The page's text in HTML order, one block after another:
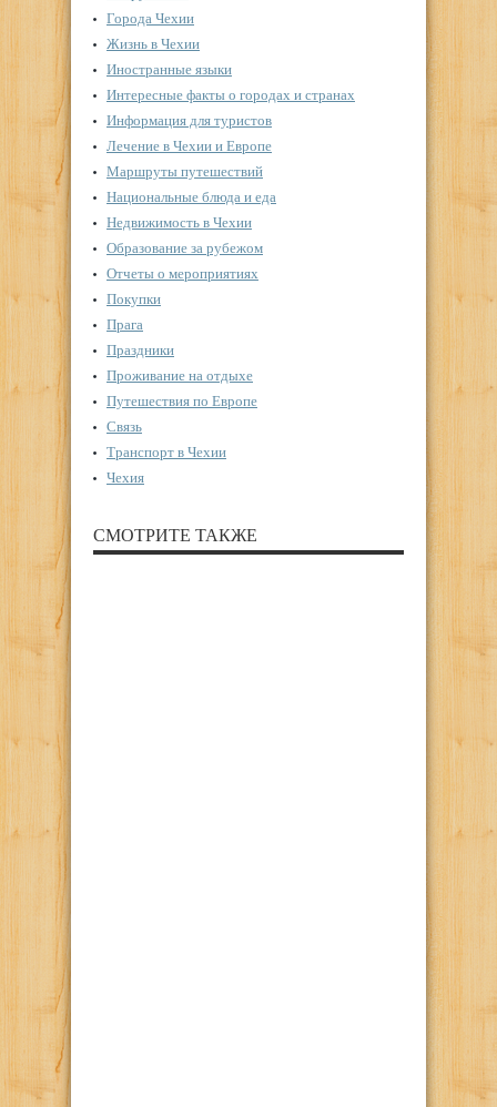
Города Чехии
Жизнь в Чехии
Иностранные языки
Интересные факты о городах и странах
Информация для туристов
Лечение в Чехии и Европе
Маршруты путешествий
Национальные блюда и еда
Недвижимость в Чехии
Образование за рубежом
Отчеты о мероприятиях
Покупки
Прага
Праздники
Проживание на отдыхе
Путешествия по Европе
Связь
Транспорт в Чехии
Чехия
СМОТРИТЕ ТАКЖЕ